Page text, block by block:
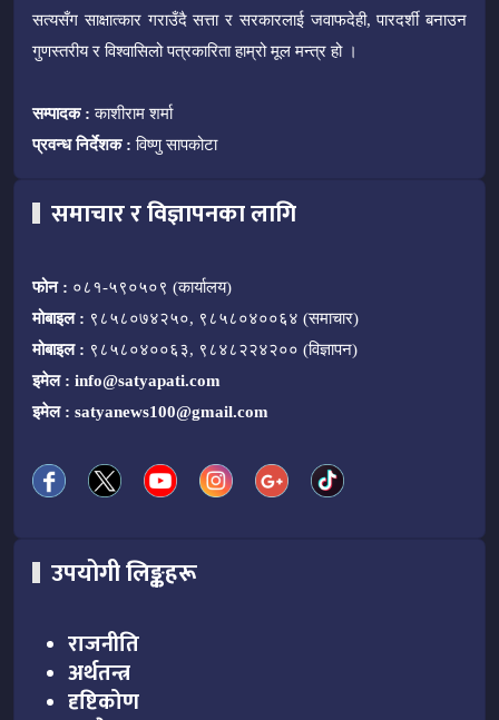
सत्यसँग साक्षात्कार गराउँदै सत्ता र सरकारलाई जवाफदेही, पारदर्शी बनाउन
गुणस्तरीय र विश्वासिलो पत्रकारिता हाम्रो मूल मन्त्र हो ।
सम्पादक : काशीराम शर्मा
प्रवन्ध निर्देशक : विष्णु सापकोटा
समाचार र विज्ञापनका लागि
फोन : ०८१-५९०५०९ (कार्यालय)
मोबाइल : ९८५८०७४२५०, ९८५८०४००६४ (समाचार)
मोबाइल : ९८५८०४००६३, ९८४८२२४२०० (विज्ञापन)
इमेल : info@satyapati.com
इमेल : satyanews100@gmail.com
उपयोगी लिङ्कहरू
राजनीति
अर्थतन्त्र
दृष्टिकोण